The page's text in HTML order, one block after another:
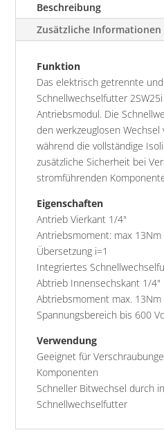
Beschreibung
Zusätzliche Informationen
Funktion
Das elektrisch getrennte
Schnellwechselfutter
Antriebsmodul. Die
den werkzeuglosen Wechsel
während die vollständige
zusätzliche Sicherheit bei
stromführenden
Eigenschaften
Antrieb Vierkant 1/4"
Antriebsmoment: max 13Nm
Übersetzung i=1
Integriertes
Abtrieb Innensechskant 1/4"
Abtriebsmoment max. 13Nm
Spannungsbereich bis 600
Verwendung
Geeignet für
Komponenten
Schneller Bitwechsel durch
Schnellwechselfutter